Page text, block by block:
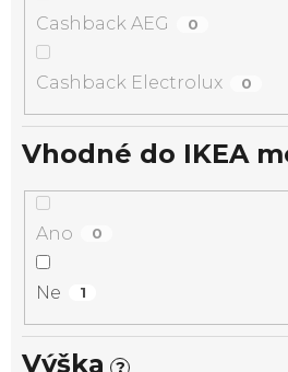
Cashback AEG 0
Cashback Electrolux 0
Vhodné do IKEA
Ano 0
Ne 1
Výška ?